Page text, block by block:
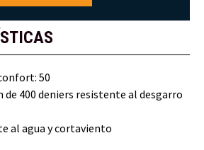
50
de 400 deniers resistente al desgarro
al agua y cortaviento